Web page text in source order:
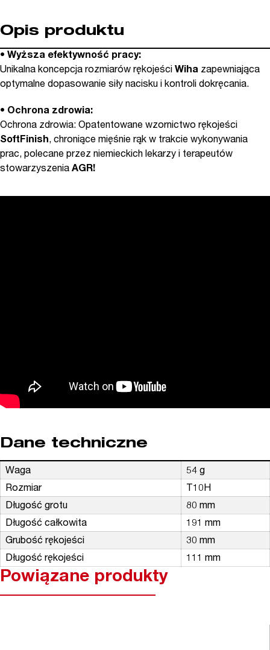
Opis produktu
• Wyższa efektywność pracy:
Unikalna koncepcja rozmiarów rękojeści Wiha zapewniająca
optymalne dopasowanie siły nacisku i kontroli dokręcania.
• Ochrona zdrowia:
Ochrona zdrowia: Opatentowane wzornictwo rękojeści
SoftFinish, chroniące mięśnie rąk w trakcie wykonywania
prac, polecane przez niemieckich lekarzy i terapeutów
stowarzyszenia AGR!
Dane techniczne
Waga
54 g
Rozmiar
T10H
Długość grotu
80 mm
Długość całkowita
191 mm
Grubość rękojeści
30 mm
Długość rękojeści
111 mm
Powiązane produkty